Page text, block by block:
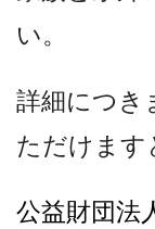
い。
詳細につき
ただけます
公益財団